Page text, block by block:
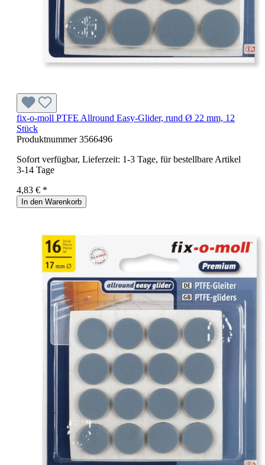
fix-o-moll PTFE Allround Easy-Glider, rund Ø 22 mm, 12
Stück
Produktnummer3566496
Sofort verfügbar, Lieferzeit: 1-3 Tage, für bestellbare Artikel
3-14 Tage
4,83 € *
In den Warenkorb